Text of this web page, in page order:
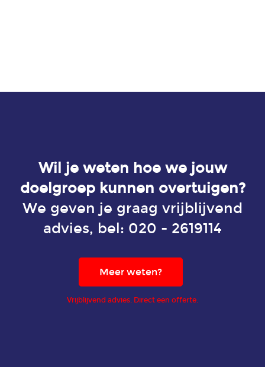
Wil je weten hoe we jouw
doelgroep kunnen overtuigen?
We geven je graag vrijblijvend
advies, bel: 020 - 2619114
Meer weten?
Vrijblijvend advies. Direct een offerte.